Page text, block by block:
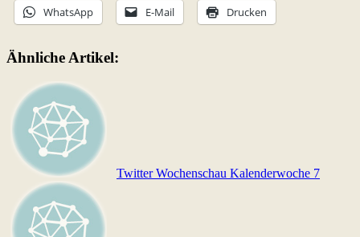
WhatsApp E-Mail Drucken
Ähnliche Artikel:
Twitter Wochenschau Kalenderwoche 7